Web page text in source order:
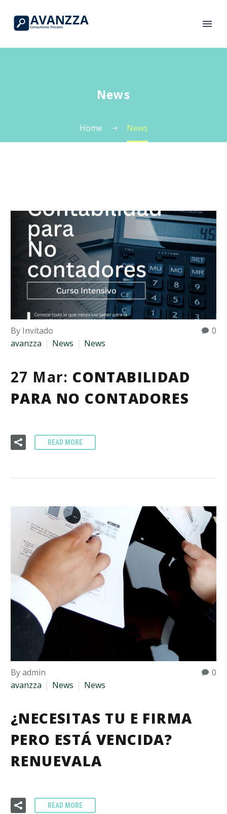
News
Home News
0
By Invitado
avanzza
News News
27 Mar: CONTABILIDAD
PARA NO CONTADORES
READ MORE
0
By admin
avanzza
News News
¿NECESITAS TU E FIRMA
PERO ESTÁ VENCIDA?
RENUEVALA
READ MORE